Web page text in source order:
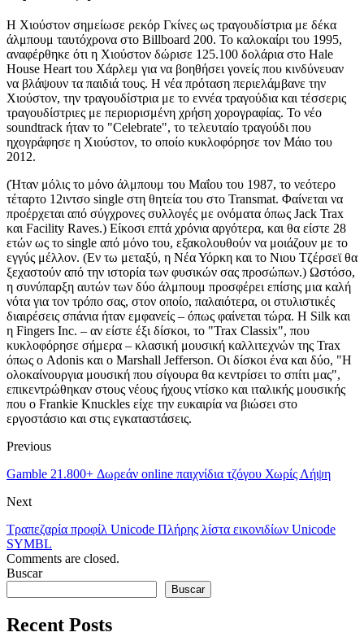
Η Χιούστον σημείωσε ρεκόρ Γκίνες ως τραγουδίστρια με δέκα
άλμπουμ ταυτόχρονα στο Billboard 200. Το καλοκαίρι του 1995,
αναφέρθηκε ότι η Χιούστον δώρισε 125.100 δολάρια στο Hale
House Heart του Χάρλεμ για να βοηθήσει γονείς που κινδύνευαν
να βλάψουν τα παιδιά τους. Η νέα πρόταση περιελάμβανε την
Χιούστον, την τραγουδίστρια με το εννέα τραγούδια και τέσσερις
τραγουδίστριες με περιορισμένη χρήση χορογραφίας. Το νέο
soundtrack ήταν το "Celebrate", το τελευταίο τραγούδι που
ηχογράφησε η Χιούστον, το οποίο κυκλοφόρησε τον Μάιο του
2012.
(Ήταν μόλις το μόνο άλμπουμ του Μαΐου του 1987, το νεότερο
τέταρτο 12ιντσο single στη θητεία του στο Transmat. Φαίνεται να
προέρχεται από σύγχρονες συλλογές με ονόματα όπως Jack Trax
και Facility Raves.) Είκοσι επτά χρόνια αργότερα, και θα είστε 28
ετών ως το single από μόνο του, εξακολουθούν να μοιάζουν με το
εγγύς μέλλον. (Εν τω μεταξύ, η Νέα Υόρκη και το Νιου Τζέρσεϊ θα
ξεχαστούν από την ιστορία των φυσικών σας προσώπων.) Ωστόσο,
η συνύπαρξη αυτών των δύο άλμπουμ προσφέρει επίσης μια καλή
νότα για τον τρόπο σας, στον οποίο, παλαιότερα, οι στυλιστικές
διαιρέσεις σπάνια ήταν εμφανείς – όπως φαίνεται τώρα. Η Silk και
η Fingers Inc. – αν είστε έξι δίσκοι, το "Trax Classix", που
κυκλοφόρησε σήμερα – κλασική μουσική καλλιτεχνών της Trax
όπως ο Adonis και ο Marshall Jefferson. Οι δίσκοι ένα και δύο, "Η
ολοκαίνουργια μουσική που σίγουρα θα κεντρίσει το σπίτι μας",
επικεντρώθηκαν στους νέους ήχους ντίσκο και ιταλικής μουσικής
που ο Frankie Knuckles είχε την ευκαιρία να βιώσει στο
εργοστάσιο και στις εγκαταστάσεις.
Previous
Gamble 21.800+ Δωρεάν online παιχνίδια τζόγου Χωρίς Λήψη
Next
Τραπεζαρία προφίλ Unicode Πλήρης λίστα εικονιδίων Unicode
SYMBL
Comments are closed.
Buscar
Buscar
Recent Posts